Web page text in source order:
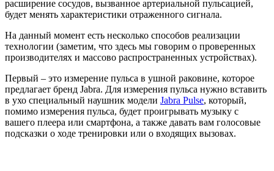
расширение сосудов, вызванное артериальной пульсацией,
будет менять характеристики отраженного сигнала.
На данный момент есть несколько способов реализации
технологии (заметим, что здесь мы говорим о проверенных
производителях и массово распространенных устройствах).
Первый – это измерение пульса в ушной раковине, которое
предлагает бренд Jabra. Для измерения пульса нужно вставить
в ухо специальный наушник модели Jabra Pulse, который,
помимо измерения пульса, будет проигрывать музыку с
вашего плеера или смартфона, а также давать вам голосовые
подсказки о ходе тренировки или о входящих вызовах.